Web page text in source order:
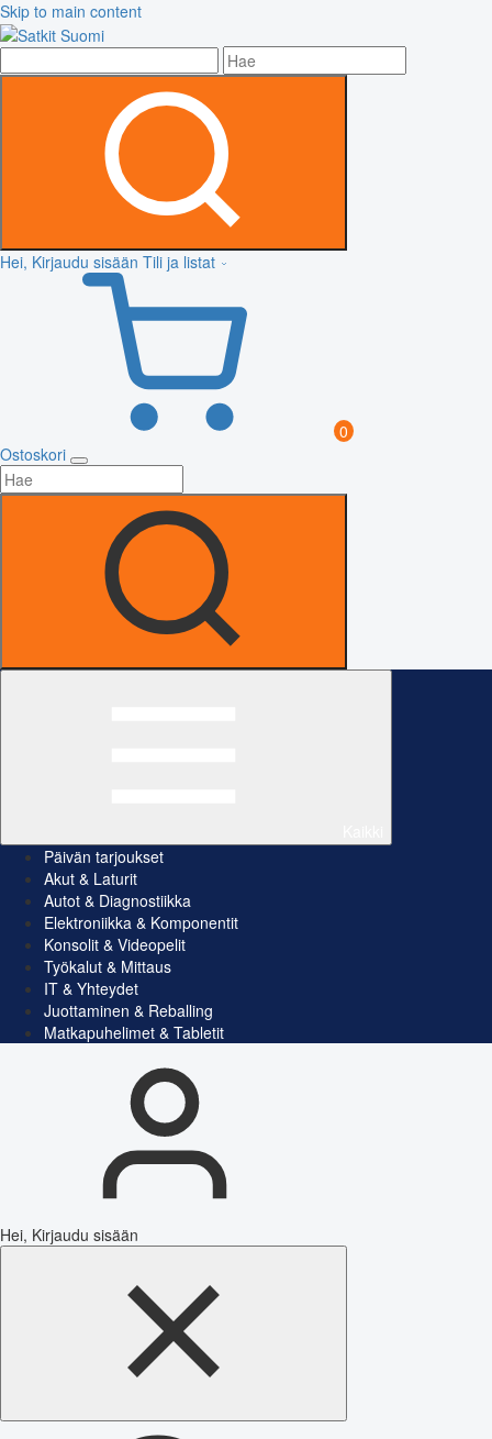
Skip to main content
Hei, Kirjaudu sisään Tili ja listat
0
Ostoskori
Päivän tarjoukset
Akut & Laturit
Autot & Diagnostiikka
Elektroniikka & Komponentit
Konsolit & Videopelit
Työkalut & Mittaus
IT & Yhteydet
Juottaminen & Reballing
Matkapuhelimet & Tabletit
Hei, Kirjaudu sisään